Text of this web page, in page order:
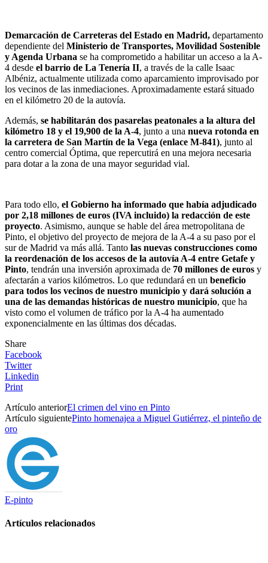
Demarcación de Carreteras del Estado en Madrid, departamento
dependiente del Ministerio de Transportes, Movilidad Sostenible
y Agenda Urbana se ha comprometido a habilitar un acceso a la A-
4 desde el barrio de La Tenería II, a través de la calle Isaac
Albéniz, actualmente utilizada como aparcamiento improvisado por
los vecinos de las inmediaciones. Aproximadamente estará situado
en el kilómetro 20 de la autovía.
Además, se habilitarán dos pasarelas peatonales a la altura del
kilómetro 18 y el 19,900 de la A-4, junto a una nueva rotonda en
la carretera de San Martín de la Vega (enlace M-841), junto al
centro comercial Óptima, que repercutirá en una mejora necesaria
para dotar a la zona de una mayor seguridad vial.
Para todo ello, el Gobierno ha informado que había adjudicado
por 2,18 millones de euros (IVA incluido) la redacción de este
proyecto. Asimismo, aunque se hable del área metropolitana de
Pinto, el objetivo del proyecto de mejora de la A-4 a su paso por el
sur de Madrid va más allá. Tanto las nuevas construcciones como
la reordenación de los accesos de la autovía A-4 entre Getafe y
Pinto, tendrán una inversión aproximada de 70 millones de euros y
afectarán a varios kilómetros. Lo que redundará en un beneficio
para todos los vecinos de nuestro municipio y dará solución a
una de las demandas históricas de nuestro municipio, que ha
visto como el volumen de tráfico por la A-4 ha aumentado
exponencialmente en las últimas dos décadas.
Share
Facebook
Twitter
Linkedin
Print
Artículo anteriorEl crimen del vino en Pinto
Artículo siguientePinto homenajea a Miguel Gutiérrez, el pinteño de
oro
E-pinto
Artículos relacionados